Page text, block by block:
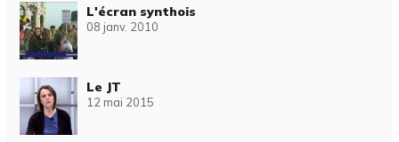
L'écran synthois
08 janv. 2010
Le JT
12 mai 2015